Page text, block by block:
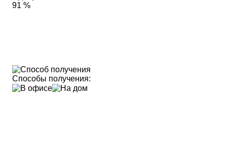
91 %
Способы получения: